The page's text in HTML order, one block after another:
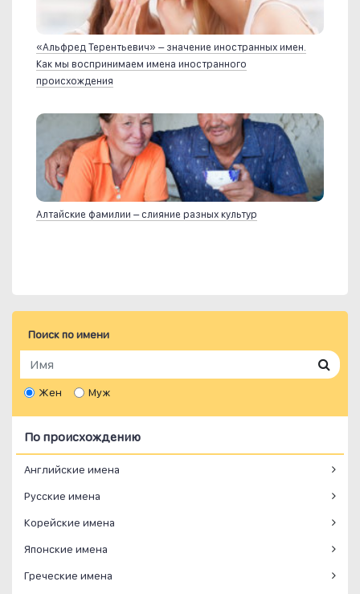
«Альфред Терентьевич» – значение иностранных имен.
Как мы воспринимаем имена иностранного
происхождения
Алтайские фамилии – слияние разных культур
Поиск по имени
Жен Муж
По происхождению
Английские имена
Русские имена
Корейские имена
Японские имена
Греческие имена